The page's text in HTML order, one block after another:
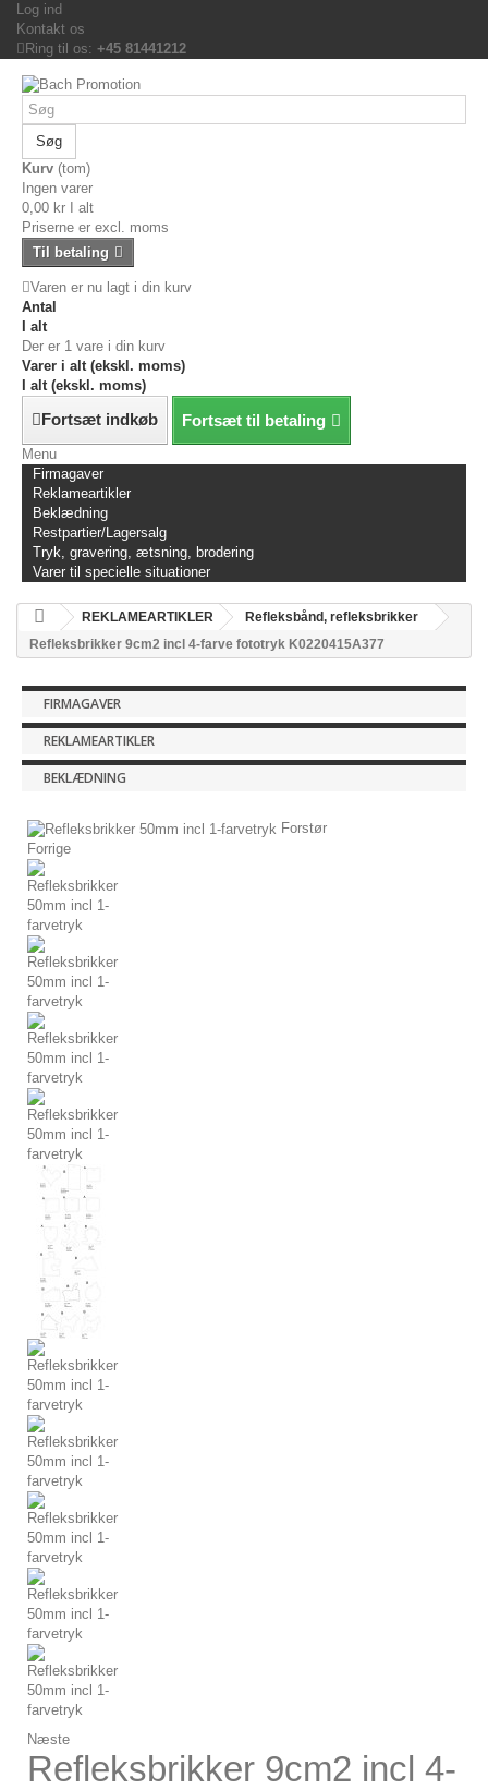
Log ind
Kontakt os
Ring til os: +45 81441212
Søg
Kurv (tom)
Ingen varer
0,00 kr
I alt
Priserne er excl. moms
Til betaling
Varen er nu lagt i din kurv
Antal
I alt
Der er 1 vare i din kurv
Varer i alt (ekskl. moms)
I alt (ekskl. moms)
Fortsæt indkøb Fortsæt til betaling
Menu
Firmagaver
Reklameartikler
Beklædning
Restpartier/Lagersalg
Tryk, gravering, ætsning, brodering
Varer til specielle situationer
REKLAMEARTIKLER
Refleksbånd, refleksbrikker
Refleksbrikker 9cm2 incl 4-farve fototryk K0220415A377
FIRMAGAVER
REKLAMEARTIKLER
BEKLÆDNING
Forstør
Forrige
Næste
Refleksbrikker 9cm2 incl 4-